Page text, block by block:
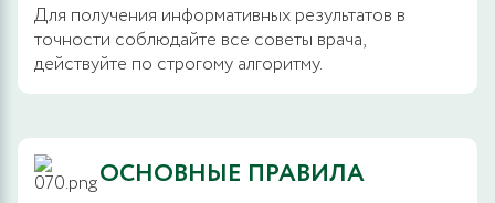
Для получения информативных результатов в
точности соблюдайте все советы врача,
действуйте по строгому алгоритму.
ОСНОВНЫЕ ПРАВИЛА